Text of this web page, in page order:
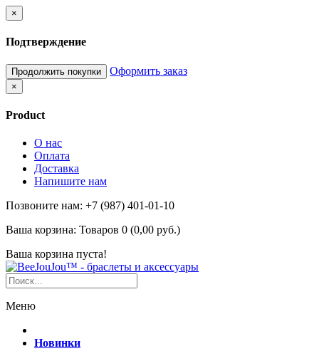
×
Подтверждение
Продолжить покупки Оформить заказ
×
Product
О нас
Оплата
Доставка
Напишите нам
Позвоните нам: +7 (987) 401-01-10
Ваша корзина: Товаров 0 (0,00 руб.)
Ваша корзина пуста!
Меню
Новинки